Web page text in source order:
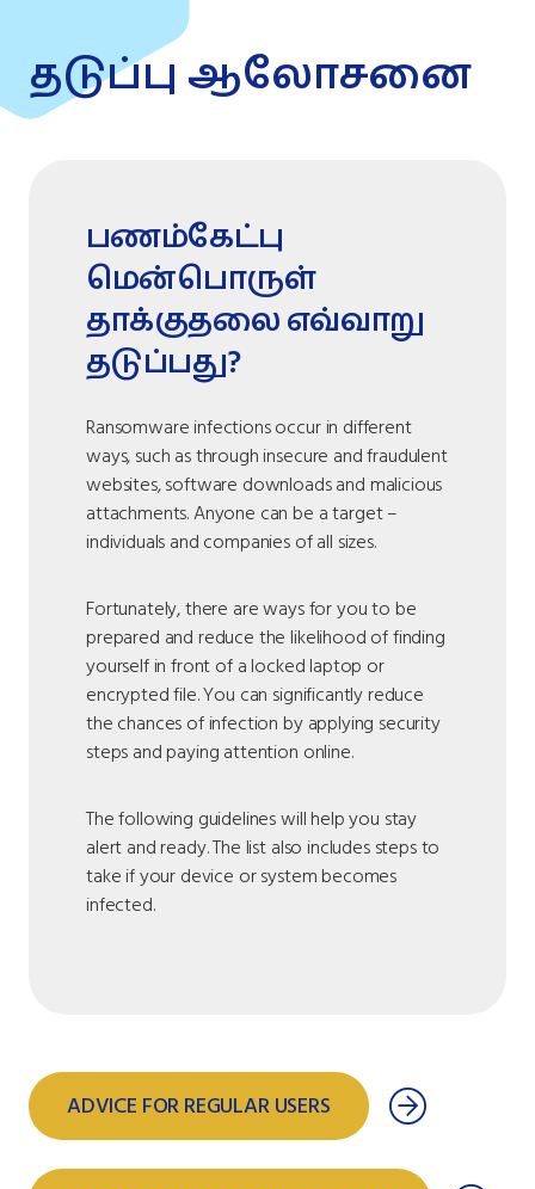
தடுப்பு ஆலோசனை
பணம்கேட்பு
மென்பொருள்
தாக்குதலை எவ்வாறு
தடுப்பது?
Ransomware infections occur in different
ways, such as through insecure and fraudulent
websites, software downloads and malicious
attachments. Anyone can be a target –
individuals and companies of all sizes.
Fortunately, there are ways for you to be
prepared and reduce the likelihood of finding
yourself in front of a locked laptop or
encrypted file. You can significantly reduce
the chances of infection by applying security
steps and paying attention online.
The following guidelines will help you stay
alert and ready. The list also includes steps to
take if your device or system becomes
infected.
ADVICE FOR REGULAR USERS